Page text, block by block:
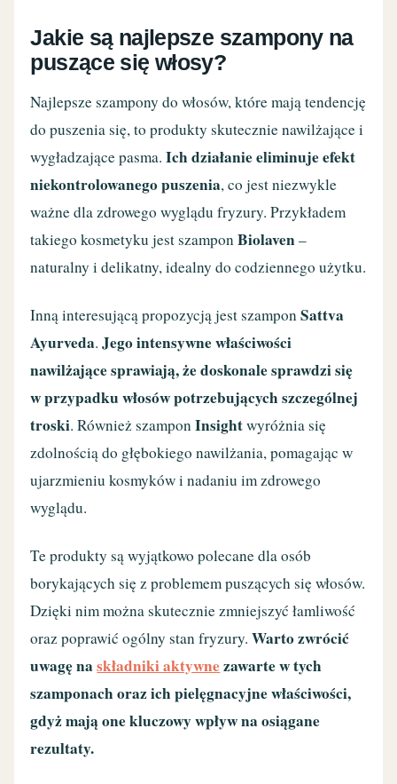
Jakie są najlepsze szampony na
puszące się włosy?
Najlepsze szampony do włosów, które mają tendencję
do puszenia się, to produkty skutecznie nawilżające i
wygładzające pasma.Ich działanie eliminuje efekt
niekontrolowanego puszenia, co jest niezwykle
ważne dla zdrowego wyglądu fryzury. Przykładem
takiego kosmetyku jest szamponBiolaven–
naturalny i delikatny, idealny do codziennego użytku.
Inną interesującą propozycją jest szamponSattva
Ayurveda.Jego intensywne właściwości
nawilżające sprawiają, że doskonale sprawdzi się
w przypadku włosów potrzebujących szczególnej
troski. Również szamponInsightwyróżnia się
zdolnością do głębokiego nawilżania, pomagając w
ujarzmieniu kosmyków i nadaniu im zdrowego
wyglądu.
Te produkty są wyjątkowo polecane dla osób
borykających się z problemem puszących się włosów.
Dzięki nim można skutecznie zmniejszyć łamliwość
oraz poprawić ogólny stan fryzury.Warto zwrócić
uwagę naskładniki aktywne zawarte w tych
szamponach oraz ich pielęgnacyjne właściwości,
gdyż mają one kluczowy wpływ na osiągane
rezultaty.